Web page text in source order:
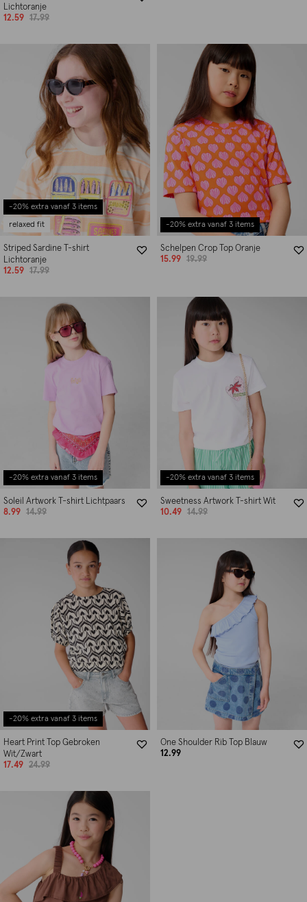
Lichtoranje
12.59
17.99
-20% extra vanaf 3 items
relaxed fit
Striped Sardine T-shirt
Lichtoranje
12.59
17.99
-20% extra vanaf 3 items
Schelpen Crop Top Oranje
15.99
19.99
-20% extra vanaf 3 items
Soleil Artwork T-shirt Lichtpaars
8.99
14.99
-20% extra vanaf 3 items
Sweetness Artwork T-shirt Wit
10.49
14.99
-20% extra vanaf 3 items
Heart Print Top Gebroken
Wit/Zwart
17.49
24.99
One Shoulder Rib Top Blauw
12.99